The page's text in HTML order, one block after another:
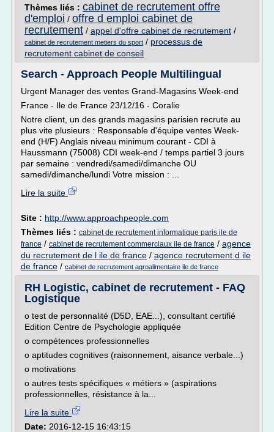
Thèmes liés : cabinet de recrutement offre
d'emploi / offre d emploi cabinet de
recrutement / appel d'offre cabinet de recrutement /
cabinet de recrutement metiers du sport / processus de
recrutement cabinet de conseil
Search - Approach People Multilingual
Urgent Manager des ventes Grand-Magasins Week-end
France - Ile de France 23/12/16 - Coralie
Notre client, un des grands magasins parisien recrute au
plus vite plusieurs : Responsable d'équipe ventes Week-
end (H/F) Anglais niveau minimum courant - CDI à
Haussmann (75008) CDI week-end / temps partiel 3 jours
par semaine : vendredi/samedi/dimanche OU
samedi/dimanche/lundi Votre mission : ...
Lire la suite
Site : http://www.approachpeople.com
Thèmes liés : cabinet de recrutement informatique paris ile de
france / cabinet de recrutement commerciaux ile de france / agence
du recrutement de l ile de france / agence recrutement d ile
de france / cabinet de recrutement agroalimentaire ile de france
RH Logistic, cabinet de recrutement - FAQ
Logistique
o test de personnalité (D5D, EAE...), consultant certifié
Edition Centre de Psychologie appliquée
o compétences professionnelles
o aptitudes cognitives (raisonnement, aisance verbale...)
o motivations
o autres tests spécifiques « métiers » (aspirations
professionnelles, résistance à la...
Lire la suite
Date: 2016-12-15 16:43:15